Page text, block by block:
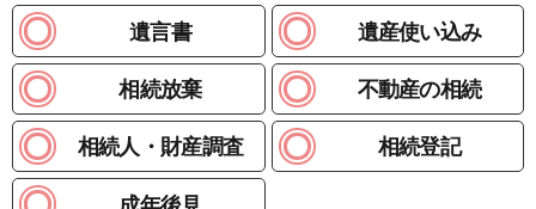
遺言書 遺産使い込み
相続放棄 不動産の相続
相続人・財産調査 相続登記